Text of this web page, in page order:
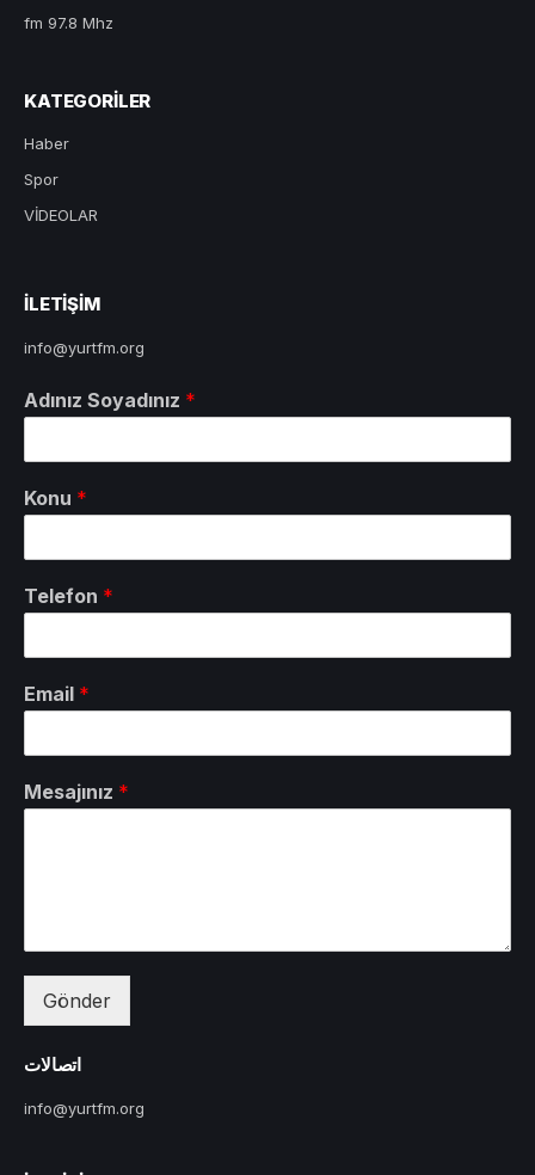
fm 97.8 Mhz
KATEGORILER
Haber
Spor
VİDEOLAR
ILETIŞIM
info@yurtfm.org
Adınız Soyadınız *
Konu *
Telefon *
Email *
Mesajınız *
Gönder
اتصالات
info@yurtfm.org